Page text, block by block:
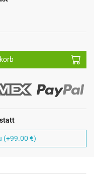
(+99.00 €)